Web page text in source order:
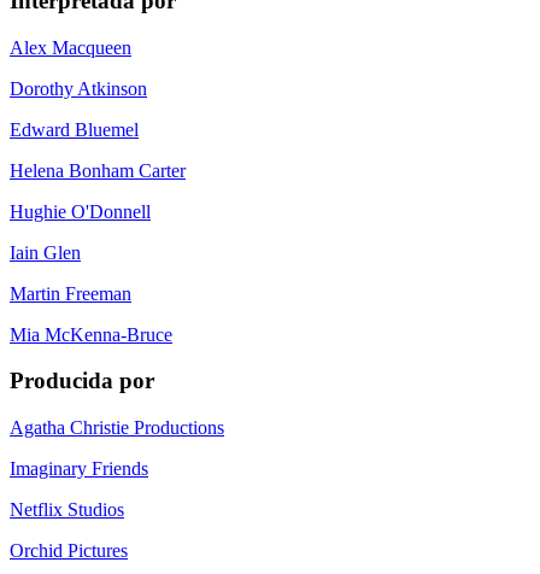
Alex Macqueen
Dorothy Atkinson
Edward Bluemel
Helena Bonham Carter
Hughie O'Donnell
Iain Glen
Martin Freeman
Mia McKenna-Bruce
Producida por
Agatha Christie Productions
Imaginary Friends
Netflix Studios
Orchid Pictures